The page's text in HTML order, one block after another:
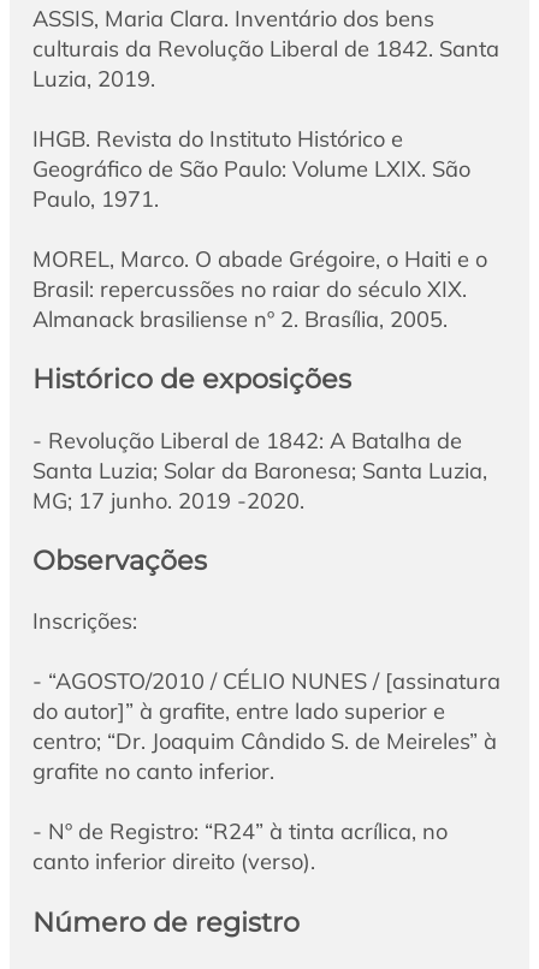
ASSIS, Maria Clara. Inventário dos bens
culturais da Revolução Liberal de 1842. Santa
Luzia, 2019.
IHGB. Revista do Instituto Histórico e
Geográfico de São Paulo: Volume LXIX. São
Paulo, 1971.
MOREL, Marco. O abade Grégoire, o Haiti e o
Brasil: repercussões no raiar do século XIX.
Almanack brasiliense nº 2. Brasília, 2005.
Histórico de exposições
- Revolução Liberal de 1842: A Batalha de
Santa Luzia; Solar da Baronesa; Santa Luzia,
MG; 17 junho. 2019 -2020.
Observações
Inscrições:
- “AGOSTO/2010 / CÉLIO NUNES / [assinatura
do autor]” à grafite, entre lado superior e
centro; “Dr. Joaquim Cândido S. de Meireles” à
grafite no canto inferior.
- Nº de Registro: “R24” à tinta acrílica, no
canto inferior direito (verso).
Número de registro